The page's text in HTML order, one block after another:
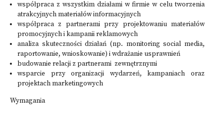
współpraca z wszystkim działami w firmie w celu tworzenia
atrakcyjnych materiałów informacyjnych
współpraca z partnerami przy projektowaniu materiałów
promocyjnych i kampanii reklamowych
analiza skuteczności działań (np. monitoring social media,
raportowanie, wnioskowanie) i wdrażanie usprawnień
budowanie relacji z partnerami zewnętrznymi
wsparcie przy organizacji wydarzeń, kampaniach oraz
projektach marketingowych
Wymagania